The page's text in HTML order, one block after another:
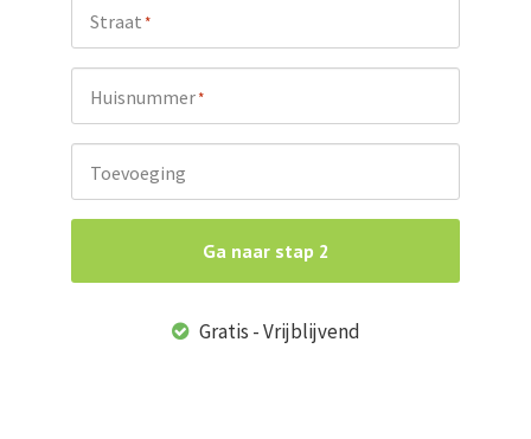
Straat*
Huisnummer*
Toevoeging
Ga naar stap 2
Gratis - Vrijblijvend